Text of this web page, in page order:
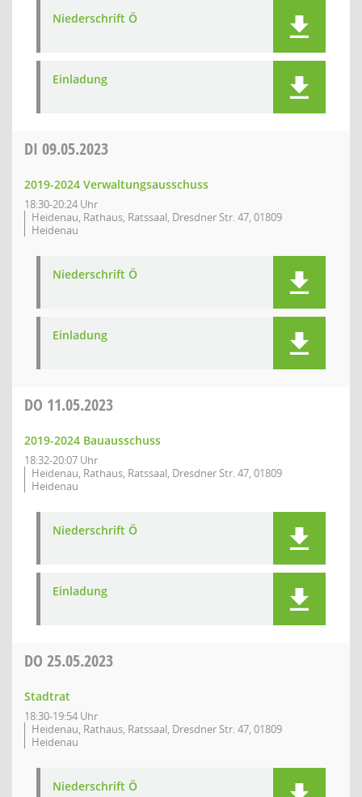
Niederschrift Ö
Einladung
DI 09.05.2023
2019-2024 Verwaltungsausschuss
18:30-20:24 Uhr
Heidenau, Rathaus, Ratssaal, Dresdner Str. 47, 01809
Heidenau
Niederschrift Ö
Einladung
DO 11.05.2023
2019-2024 Bauausschuss
18:32-20:07 Uhr
Heidenau, Rathaus, Ratssaal, Dresdner Str. 47, 01809
Heidenau
Niederschrift Ö
Einladung
DO 25.05.2023
Stadtrat
18:30-19:54 Uhr
Heidenau, Rathaus, Ratssaal, Dresdner Str. 47, 01809
Heidenau
Niederschrift Ö